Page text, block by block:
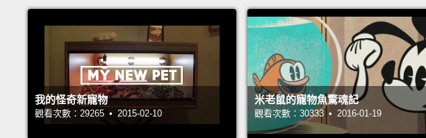
我的怪奇新寵物
觀看次數：29265 • 2015-02-10
米老鼠的寵物魚驚魂記
觀看次數：30333 • 2016-01-19